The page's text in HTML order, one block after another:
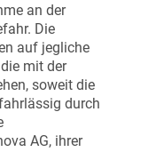
an der
Die
auf jegliche
mit der
soweit die
durch
AG, ihrer